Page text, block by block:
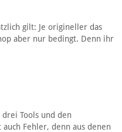
gilt: Je origineller das
aber nur bedingt. Denn ihr
Tools und den
Fehler, denn aus denen